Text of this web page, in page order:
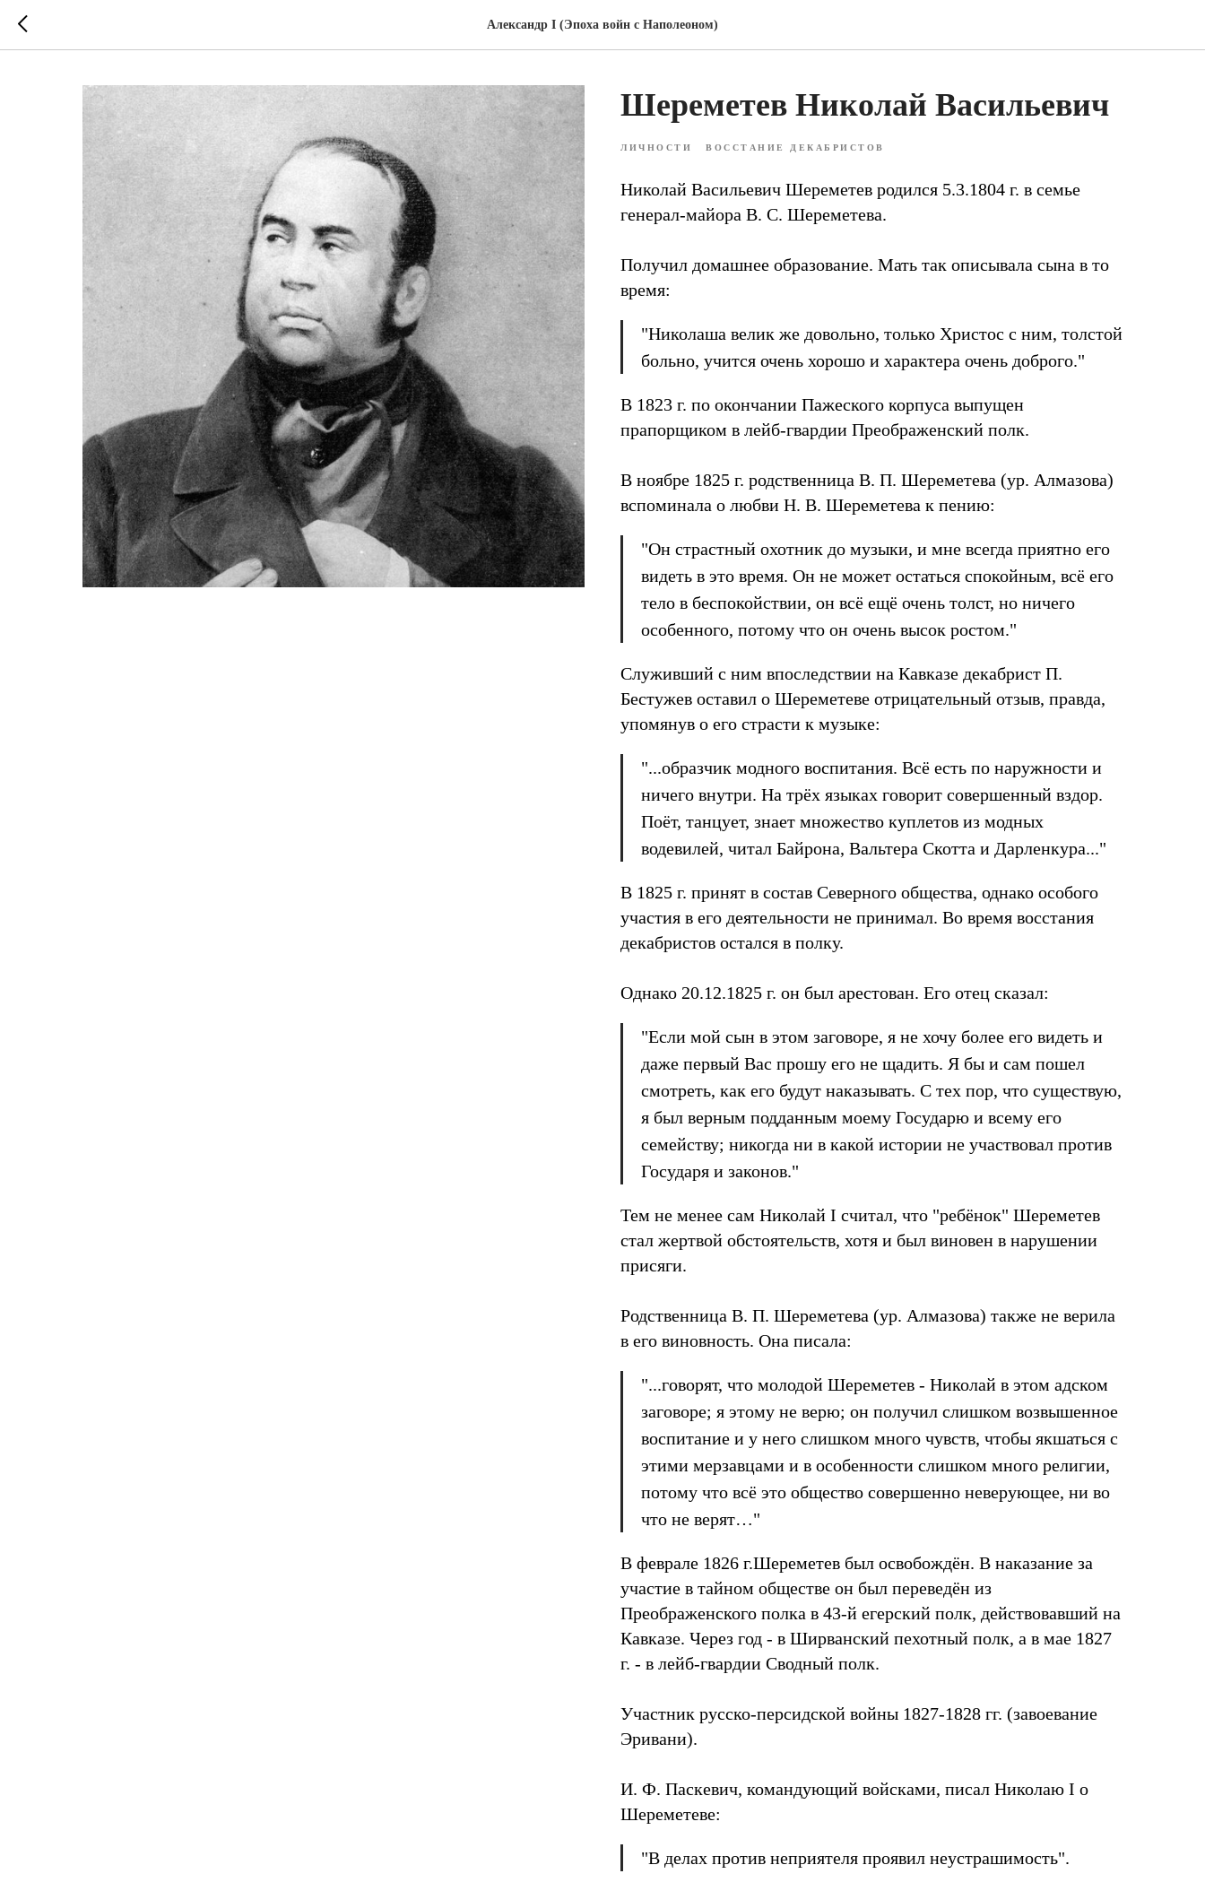
Александр I (Эпоха войн с Наполеоном)
Шереметев Николай Васильевич
ЛИЧНОСТИ ВОССТАНИЕ ДЕКАБРИСТОВ
Николай Васильевич Шереметев родился 5.3.1804 г. в семье
генерал-майора В. С. Шереметева.
Получил домашнее образование. Мать так описывала сына в то
время:
"Николаша велик же довольно, только Христос с ним, толстой
больно, учится очень хорошо и характера очень доброго."
В 1823 г. по окончании Пажеского корпуса выпущен
прапорщиком в лейб-гвардии Преображенский полк.
В ноябре 1825 г. родственница В. П. Шереметева (ур. Алмазова)
вспоминала о любви Н. В. Шереметева к пению:
"Он страстный охотник до музыки, и мне всегда приятно его
видеть в это время. Он не может остаться спокойным, всё его
тело в беспокойствии, он всё ещё очень толст, но ничего
особенного, потому что он очень высок ростом."
Служивший с ним впоследствии на Кавказе декабрист П.
Бестужев оставил о Шереметеве отрицательный отзыв, правда,
упомянув о его страсти к музыке:
"...образчик модного воспитания. Всё есть по наружности и
ничего внутри. На трёх языках говорит совершенный вздор.
Поёт, танцует, знает множество куплетов из модных
водевилей, читал Байрона, Вальтера Скотта и Дарленкура..."
В 1825 г. принят в состав Северного общества, однако особого
участия в его деятельности не принимал. Во время восстания
декабристов остался в полку.
Однако 20.12.1825 г. он был арестован. Его отец сказал:
"Если мой сын в этом заговоре, я не хочу более его видеть и
даже первый Вас прошу его не щадить. Я бы и сам пошел
смотреть, как его будут наказывать. С тех пор, что существую,
я был верным подданным моему Государю и всему его
семейству; никогда ни в какой истории не участвовал против
Государя и законов."
Тем не менее сам Николай I считал, что "ребёнок" Шереметев
стал жертвой обстоятельств, хотя и был виновен в нарушении
присяги.
Родственница В. П. Шереметева (ур. Алмазова) также не верила
в его виновность. Она писала:
"...говорят, что молодой Шереметев - Николай в этом адском
заговоре; я этому не верю; он получил слишком возвышенное
воспитание и у него слишком много чувств, чтобы якшаться с
этими мерзавцами и в особенности слишком много религии,
потому что всё это общество совершенно неверующее, ни во
что не верят…"
В феврале 1826 г.Шереметев был освобождён. В наказание за
участие в тайном обществе он был переведён из
Преображенского полка в 43-й егерский полк, действовавший на
Кавказе. Через год - в Ширванский пехотный полк, а в мае 1827
г. - в лейб-гвардии Сводный полк.
Участник русско-персидской войны 1827-1828 гг. (завоевание
Эривани).
И. Ф. Паскевич, командующий войсками, писал Николаю I о
Шереметеве:
"В делах против неприятеля проявил неустрашимость".